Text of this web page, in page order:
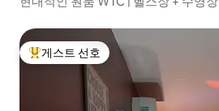
상위 게스트 선호
게스트 선호